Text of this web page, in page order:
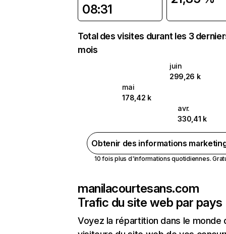
08:31
Total des visites durant les 3
mois
juin
299,26 k
mai
178,42 k
avr.
330,41 k
Obtenir des informations
10 fois plus d'informations quotidiennes.
manilacourtesans.com
Trafic du site web par pays
Voyez la répartition dans le monde